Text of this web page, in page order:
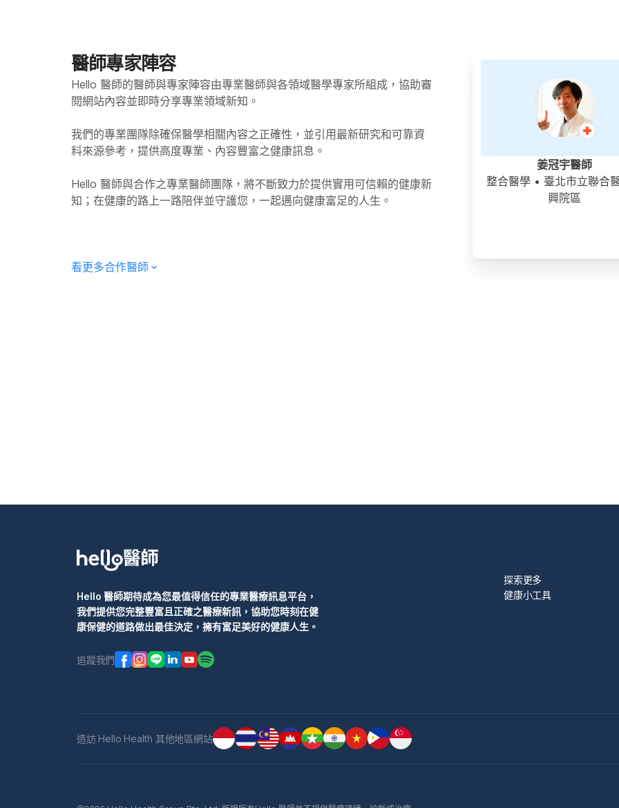
醫師專家陣容
Hello 醫師的醫師與專家陣容由專業醫師與各領域醫學專家所組成，協助審
閱網站內容並即時分享專業領域新知。
我們的專業團隊除確保醫學相關內容之正確性，並引用最新研究和可靠資
料來源參考，提供高度專業、內容豐富之健康訊息。
Hello 醫師與合作之專業醫師團隊，將不斷致力於提供實用可信賴的健康新
知；在健康的路上一路陪伴並守護您，一起邁向健康富足的人生。
看更多合作醫師
姜冠宇醫師
整合醫學• 臺北市立聯合
興院區
Hello 醫師期待成為您最值得信任的專業醫療訊息平台，
我們提供您完整豐富且正確之醫療新訊，協助您時刻在健
康保健的道路做出最佳決定，擁有富足美好的健康人生。
追蹤我們
探索更多
健康小工具
造訪 Hello Health 其他地區網站